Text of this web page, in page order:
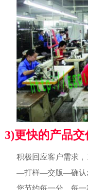
3)更快的产品交
积极回应客户需求
—打样—交版—确认;
您节约每一分，每